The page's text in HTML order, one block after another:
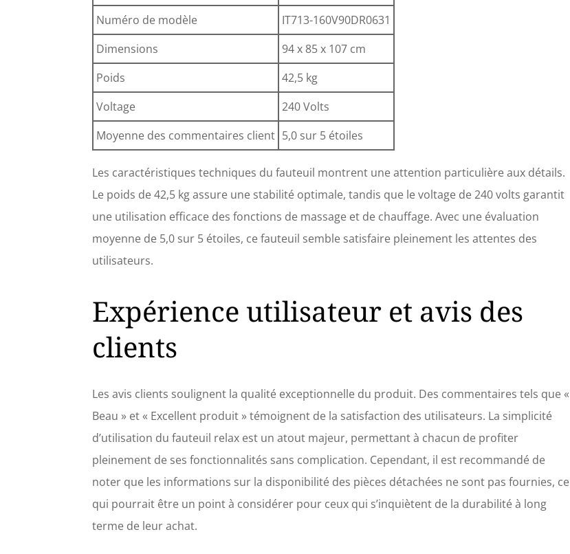
Numéro de modèle
IT713-160V90DR0631
Dimensions
94 x 85 x 107 cm
Poids
42,5 kg
Voltage
240 Volts
Moyenne des commentaires client 5,0 sur 5 étoiles
Les caractéristiques techniques du fauteuil montrent une attention particulière aux détails.
Le poids de 42,5 kg assure une stabilité optimale, tandis que le voltage de 240 volts garantit
une utilisation efficace des fonctions de massage et de chauffage. Avec une évaluation
moyenne de 5,0 sur 5 étoiles, ce fauteuil semble satisfaire pleinement les attentes des
utilisateurs.
Expérience utilisateur et avis des
clients
Les avis clients soulignent la qualité exceptionnelle du produit. Des commentaires tels que «
Beau » et « Excellent produit » témoignent de la satisfaction des utilisateurs. La simplicité
d’utilisation du fauteuil relax est un atout majeur, permettant à chacun de profiter
pleinement de ses fonctionnalités sans complication. Cependant, il est recommandé de
noter que les informations sur la disponibilité des pièces détachées ne sont pas fournies, ce
qui pourrait être un point à considérer pour ceux qui s’inquiètent de la durabilité à long
terme de leur achat.